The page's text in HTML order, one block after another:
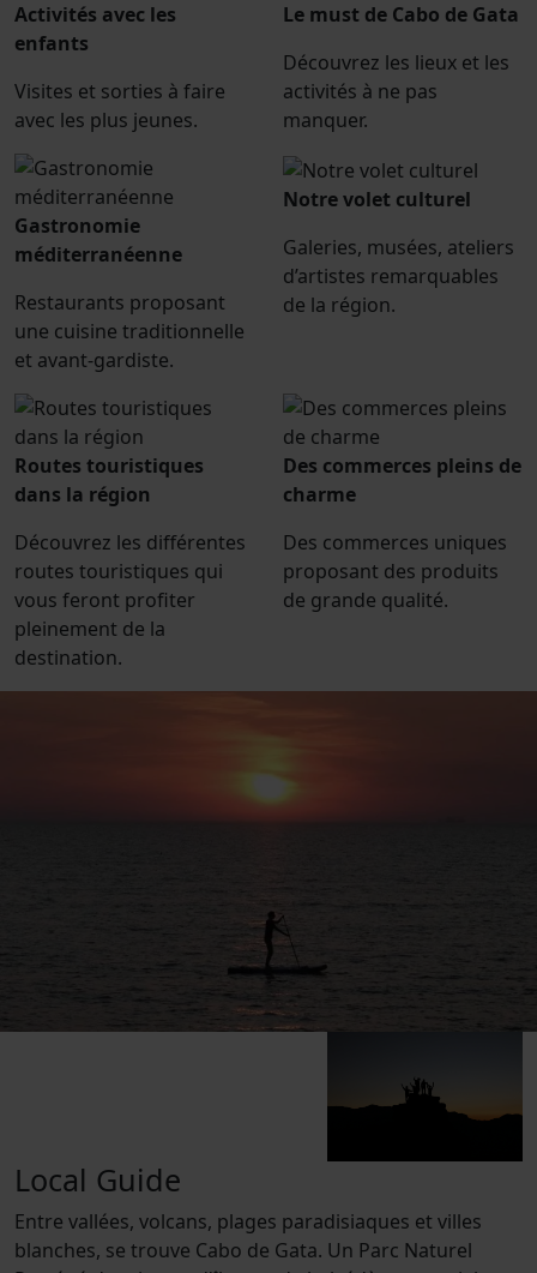
Activités avec les
enfants
Visites et sorties à faire
avec les plus jeunes.
Le must de Cabo de Gata
Découvrez les lieux et les
activités à ne pas
manquer.
Gastronomie
méditerranéenne
Restaurants proposant
une cuisine traditionnelle
et avant-gardiste.
Notre volet culturel
Galeries, musées, ateliers
d’artistes remarquables
de la région.
Routes touristiques
dans la région
Découvrez les différentes
routes touristiques qui
vous feront profiter
pleinement de la
destination.
Des commerces pleins de
charme
Des commerces uniques
proposant des produits
de grande qualité.
Local Guide
Entre vallées, volcans, plages paradisiaques et villes
blanches, se trouve Cabo de Gata. Un Parc Naturel